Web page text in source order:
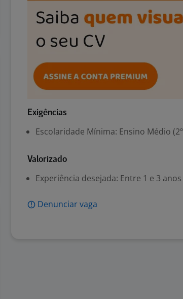
Exigências
Escolaridade Mínima: Ensino Médio
Valorizado
Experiência desejada: Entre 1 e 3 anos
Denunciar vaga